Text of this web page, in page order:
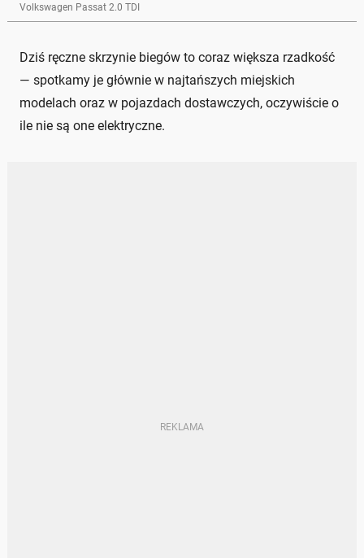
Volkswagen Passat 2.0 TDI
Dziś ręczne skrzynie biegów to coraz większa rzadkość
— spotkamy je głównie w najtańszych miejskich
modelach oraz w pojazdach dostawczych, oczywiście o
ile nie są one elektryczne.